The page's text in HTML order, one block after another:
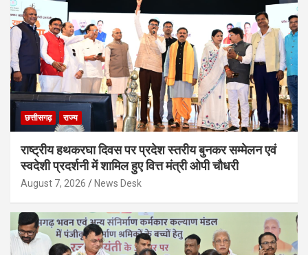
छत्तीसगढ़ राज्य
राष्ट्रीय हथकरघा दिवस पर प्रदेश स्तरीय बुनकर सम्मेलन एवं
स्वदेशी प्रदर्शनी में शामिल हुए वित्त मंत्री ओपी चौधरी
August 7, 2026 News Desk